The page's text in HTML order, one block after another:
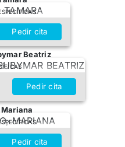
Pedir cita
Beatriz
Pedir cita
Pedir cita